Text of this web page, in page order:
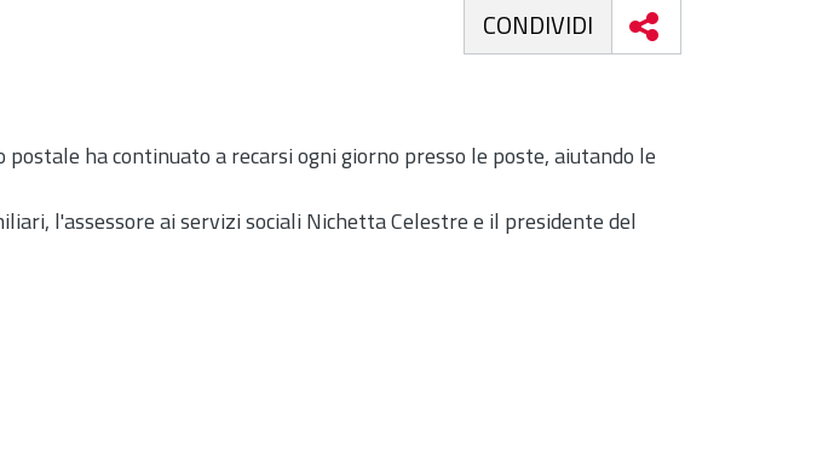
CONDIVIDI
ha continuato a recarsi ogni giorno presso le poste, aiutando le
l'assessore ai servizi sociali Nichetta Celestre e il presidente del